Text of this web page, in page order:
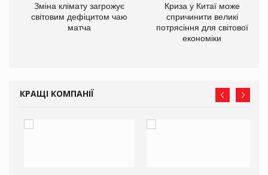
Зміна клімату загрожує
світовим дефіцитом чаю
матча
Криза у Китаї може
спричинити великі
потрясіння для світової
економіки
КРАЩІ КОМПАНІЇ